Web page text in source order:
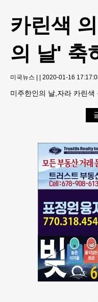
카린색
의 날' 축
미국뉴스 | | 2020-01-16
미주한인의 날,자라 카린색